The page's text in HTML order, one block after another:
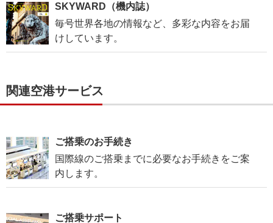
SKYWARD（機内誌）
毎号世界各地の情報など、多彩な内容をお届
けしています。
関連空港サービス
ご搭乗のお手続き
国際線のご搭乗までに必要なお手続きをご案
内します。
ご搭乗サポート